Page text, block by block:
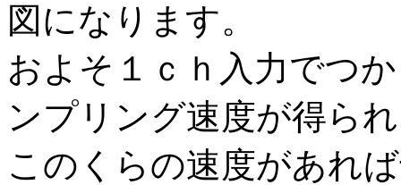
図になります。
およそ１ｃｈ入力でつ
ンプリング速度が得ら
このくらの速度があれ